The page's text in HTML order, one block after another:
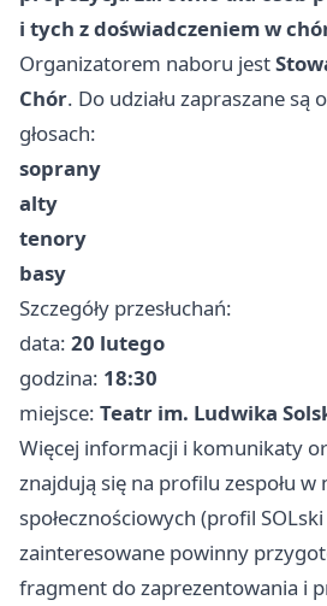
i tych z doświadczeniem w
Organizatorem naboru jest
Chór. Do udziału zapraszane są
głosach:
soprany
alty
tenory
basy
Szczegóły przesłuchań:
data: 20 lutego
godzina: 18:30
miejsce: Teatr im. Ludwika
Więcej informacji i komunikaty
znajdują się na profilu zespołu w
społecznościowych (profil
zainteresowane powinny
fragment do zaprezentowania i